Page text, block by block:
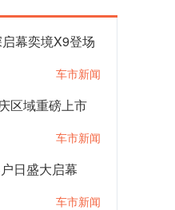
幕奕境X9登场
车市新闻
区域重磅上市
车市新闻
日盛大启幕
车市新闻